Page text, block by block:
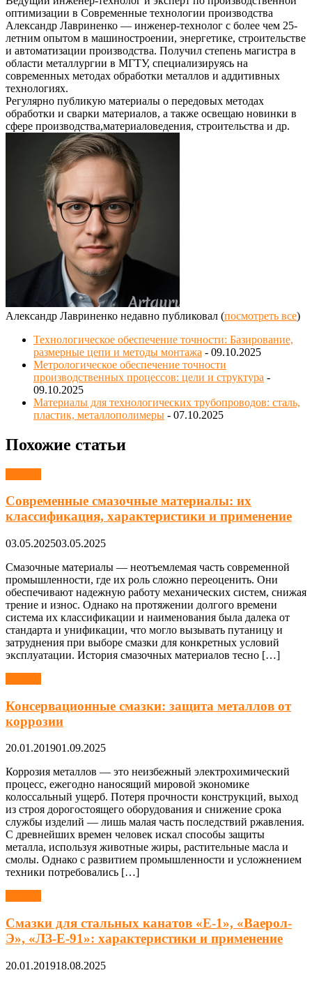
оптимизации в Современные технологии производства
Александр Лавриненко — инженер-технолог с более чем 25-
летним опытом в машиностроении, энергетике, строительстве
и автоматизации производства. Получил степень магистра в
области металлургии в МГТУ, специализируясь на
современных методах обработки металлов и аддитивных
технологиях.
Регулярно публикую материалы о передовых методах
обработки и сварки материалов, а также освещаю новинки в
сфере производства,материаловедения, строительства и др.
Александр Лавриненко недавно публиковал (посмотреть все)
Технологическое обеспечение точности: Базирование,
размерные цепи и методы монтажа - 09.10.2025
Метрологическое обеспечение точности
производственных процессов: цели и структура -
09.10.2025
Материалы для технологических трубопроводов: сталь,
пластик, металлополимеры - 07.10.2025
Похожие статьи
Современные смазочные материалы: их
классификация, характеристики и применение
03.05.202503.05.2025
Смазочные материалы — неотъемлемая часть современной
промышленности, где их роль сложно переоценить. Они
обеспечивают надежную работу механических систем, снижая
трение и износ. Однако на протяжении долгого времени
система их классификации и наименования была далека от
стандарта и унификации, что могло вызывать путаницу и
затруднения при выборе смазки для конкретных условий
эксплуатации. История смазочных материалов тесно […]
Консервационные смазки: защита металлов от
коррозии
20.01.201901.09.2025
Коррозия металлов — это неизбежный электрохимический
процесс, ежегодно наносящий мировой экономике
колоссальный ущерб. Потеря прочности конструкций, выход
из строя дорогостоящего оборудования и снижение срока
службы изделий — лишь малая часть последствий ржавления.
С древнейших времен человек искал способы защиты
металла, используя животные жиры, растительные масла и
смолы. Однако с развитием промышленности и усложнением
техники потребовались […]
Смазки для стальных канатов «Е-1», «Ваерол-
Э», «ЛЗ-Е-91»: характеристики и применение
20.01.201918.08.2025